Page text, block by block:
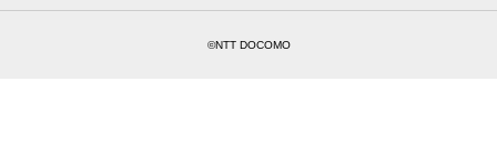
©NTT DOCOMO